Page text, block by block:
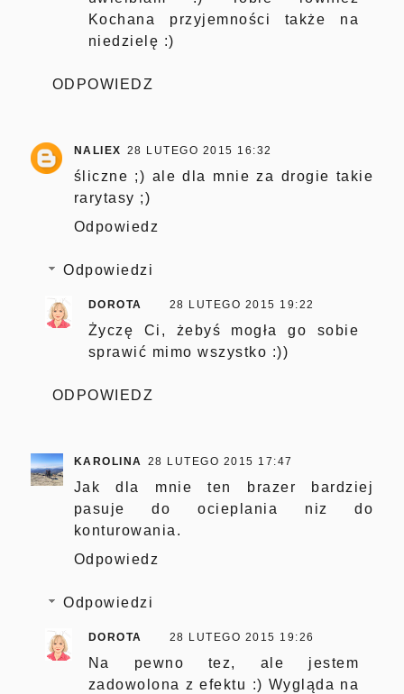
Kochana przyjemności także na
niedzielę :)
ODPOWIEDZ
NALIEX 28 LUTEGO 2015 16:32
śliczne ;) ale dla mnie za drogie takie
rarytasy ;)
Odpowiedz
Odpowiedzi
DOROTA 28 LUTEGO 2015 19:22
Życzę Ci, żebyś mogła go sobie
sprawić mimo wszystko :))
ODPOWIEDZ
KAROLINA 28 LUTEGO 2015 17:47
Jak dla mnie ten brazer bardziej
pasuje do ocieplania niz do
konturowania.
Odpowiedz
Odpowiedzi
DOROTA 28 LUTEGO 2015 19:26
Na pewno tez, ale jestem
zadowolona z efektu :) Wygląda na